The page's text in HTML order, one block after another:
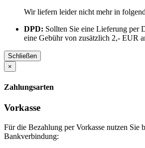
Wir liefern leider nicht mehr in
DPD: Sollten Sie eine Lieferung per
eine Gebühr von zusätzlich 2,- EUR
Schließen
×
Zahlungsarten
Vorkasse
Für die Bezahlung per Vorkasse nutzen Sie
Bankverbindung: